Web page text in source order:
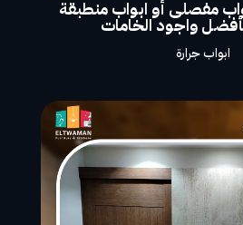
مفصلى أو ابواب منطبقة
واجود الخامات
ابواب جرارة